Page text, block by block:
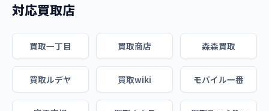
対応買取店
買取一丁目 買取商店 森森買取
買取ルデヤ 買取wiki モバイル一番